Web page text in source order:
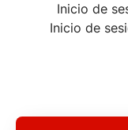
Inicio de
Inicio de